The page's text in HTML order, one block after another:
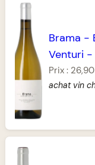
Brama -
Venturi -
Prix :
achat vin